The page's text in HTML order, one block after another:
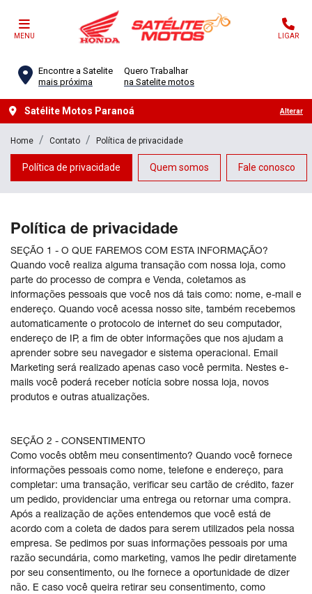
MENU LIGAR
Encontre a Satelite
mais próxima
Quero Trabalhar
na Satelite motos
Satélite Motos Paranoá Alterar
Home Contato Política de privacidade
Quem somos Fale conosco
Política de privacidade
Política de privacidade
SEÇÃO 1 - O QUE FAREMOS COM ESTA INFORMAÇÃO?
Quando você realiza alguma transação com nossa loja, como
parte do processo de compra e Venda, coletamos as
informações pessoais que você nos dá tais como: nome, e-mail e
endereço. Quando você acessa nosso site, também recebemos
automaticamente o protocolo de internet do seu computador,
endereço de IP, a fim de obter informações que nos ajudam a
aprender sobre seu navegador e sistema operacional. Email
Marketing será realizado apenas caso você permita. Nestes e-
mails você poderá receber notícia sobre nossa loja, novos
produtos e outras atualizações.
SEÇÃO 2 - CONSENTIMENTO
Como vocês obtêm meu consentimento? Quando você fornece
informações pessoais como nome, telefone e endereço, para
completar: uma transação, verificar seu cartão de crédito, fazer
um pedido, providenciar uma entrega ou retornar uma compra.
Após a realização de ações entendemos que você está de
acordo com a coleta de dados para serem utilizados pela nossa
empresa. Se pedimos por suas informações pessoais por uma
razão secundária, como marketing, vamos lhe pedir diretamente
por seu consentimento, ou lhe fornece a oportunidade de dizer
não. E caso você queira retirar seu consentimento, como